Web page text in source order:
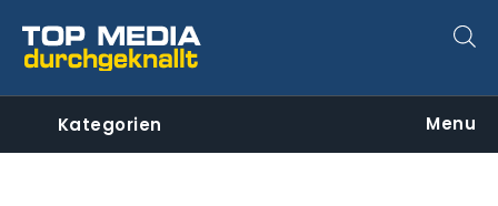
Kategorien Menu